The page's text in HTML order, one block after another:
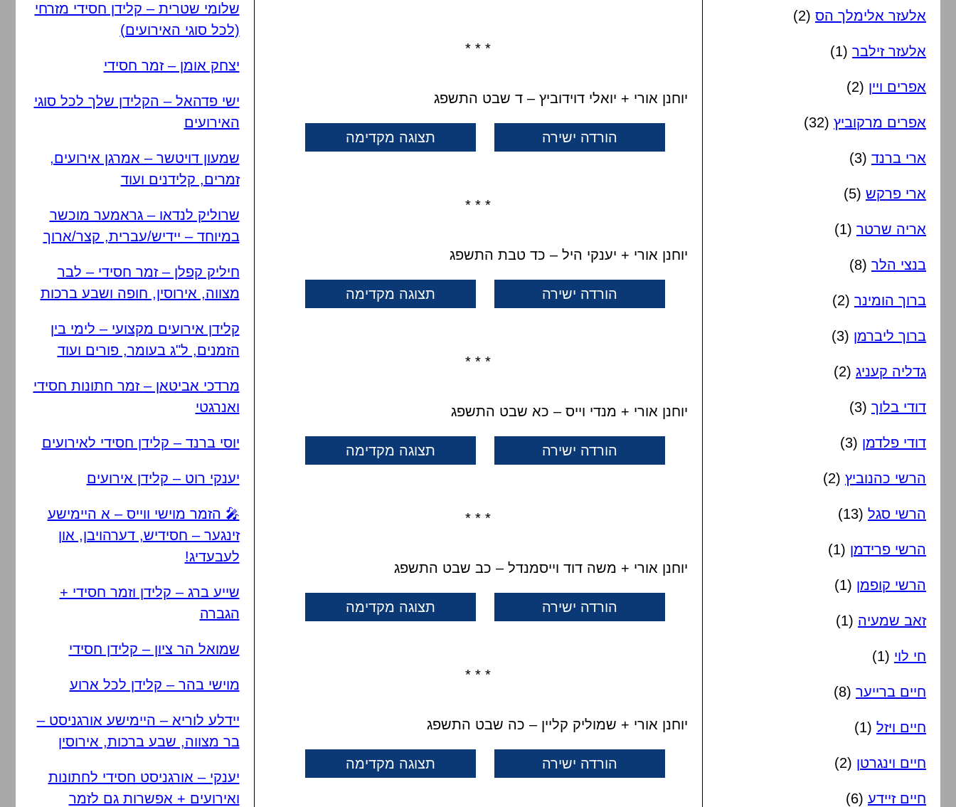
* * *
יוחנן אורי + יואלי דוידוביץ – ד שבט התשפג
הורדה ישירה תצוגה מקדימה
* * *
יוחנן אורי + יענקי היל – כד טבת התשפג
הורדה ישירה תצוגה מקדימה
* * *
יוחנן אורי + מנדי וייס – כא שבט התשפג
הורדה ישירה תצוגה מקדימה
* * *
יוחנן אורי + משה דוד וייסמנדל – כב שבט התשפג
הורדה ישירה תצוגה מקדימה
* * *
יוחנן אורי + שמוליק קליין – כה שבט התשפג
הורדה ישירה תצוגה מקדימה
אלעזר אלימלך הס (2)
אלעזר זילבר (1)
אפרים ויין (2)
אפרים מרקוביץ (32)
ארי ברנד (3)
ארי פרקש (5)
אריה שרטר (1)
בנצי הלר (8)
ברוך הומינר (2)
ברוך ליברמן (3)
גדליה קעניג (2)
דודי בלוך (3)
דודי פלדמן (3)
הרשי כהנוביץ (2)
הרשי סגל (13)
הרשי פרידמן (1)
הרשי קופמן (1)
זאב שמעיה (1)
חי לוי (1)
חיים ברייער (8)
חיים ויזל (1)
חיים וינגרטן (2)
חיים זיידע (6)
שלומי שטרית – קלידן חסידי מזרחי
(לכל סוגי האירועים)
יצחק אומן – זמר חסידי
ישי פדהאל – הקלידן שלך לכל סוגי
האירועים
שמעון דויטשר – אמרגן אירועים,
זמרים, קלידנים ועוד
שרוליק לנדאו – גראמער מוכשר
במיוחד – יידיש/עברית, קצר/ארוך
חיליק קפלן – זמר חסידי – לבר
מצווה, אירוסין, חופה ושבע ברכות
קלידן אירועים מקצועי – לימי בין
הזמנים, ל"ג בעומר, פורים ועוד
מרדכי אביטאן – זמר חתונות חסידי
ואנרגטי
יוסי ברנד – קלידן חסידי לאירועים
יענקי רוט – קלידן אירועים
🎤 הזמר מוישי ווייס – א היימישע
זינגער – חסידיש, דערהויבן, און
לעבעדיג!
שייע ברג – קלידן וזמר חסידי +
הגברה
שמואל הר ציון – קלידן חסידי
מוישי בהר – קלידן לכל ארוע
יידלע לוריא – היימישע אורגניסט –
בר מצווה, שבע ברכות, אירוסין
יענקי – אורגניסט חסידי לחתונות
ואירועים + אפשרות גם לזמר